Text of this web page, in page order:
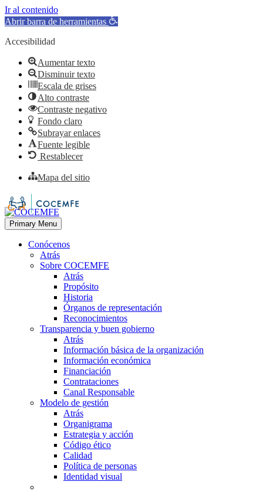
Ir al contenido
Abrir barra de herramientas
Accesibilidad
Aumentar texto
Disminuir texto
Escala de grises
Alto contraste
Contraste negativo
Fondo claro
Subrayar enlaces
Fuente legible
Restablecer
Mapa del sitio
Primary Menu
Conócenos
Atrás
Sobre COCEMFE
Atrás
Propósito
Historia
Órganos de representación
Reconocimientos
Transparencia y buen gobierno
Atrás
Información básica de la organización
Información económica
Financiación
Contrataciones
Canal Responsable
Modelo de gestión
Atrás
Organigrama
Estrategia y acción
Código ético
Calidad
Política de personas
Identidad visual